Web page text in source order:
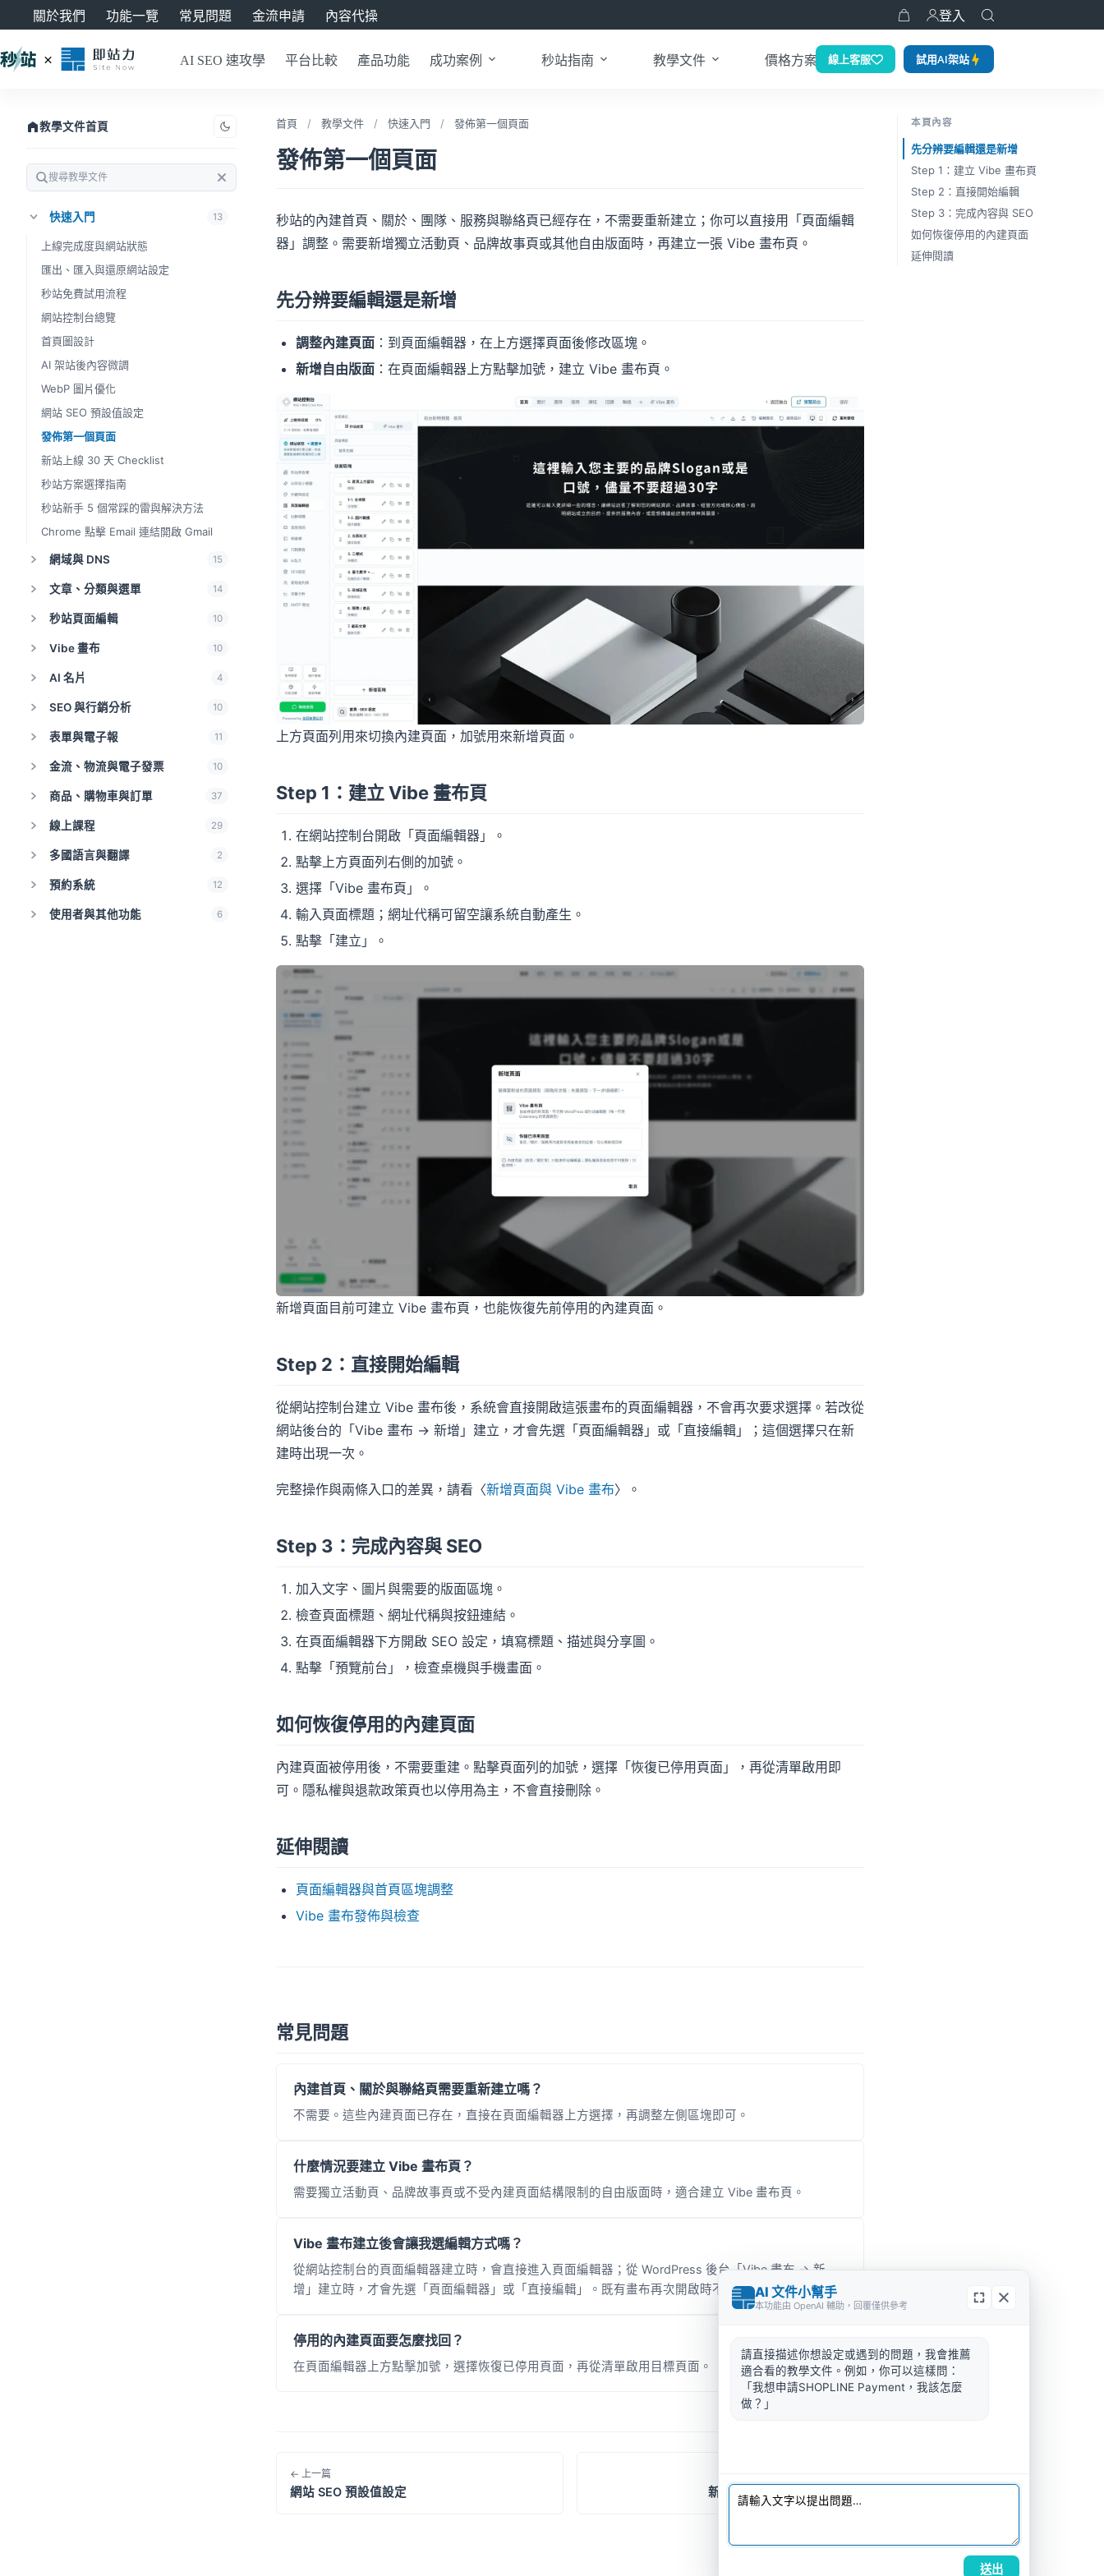
關於我們 功能一覽 常見問題 金流申請 內容代操 登入
AI SEO 速攻學 平台比較 產品功能 成功案例 秒站指南 教學文件 價格方案 熱門
線上客服 試用AI架站
教學文件首頁
快速入門 13
上線完成度與網站狀態
匯出、匯入與還原網站設定
秒站免費試用流程
網站控制台總覽
首頁圖設計
AI 架站後內容微調
WebP 圖片優化
網站 SEO 預設值設定
發佈第一個頁面
新站上線 30 天 Checklist
秒站方案選擇指南
秒站新手 5 個常踩的雷與解決方法
Chrome 點擊 Email 連結開啟 Gmail
網域與 DNS 15
文章、分類與選單 14
秒站頁面編輯 10
Vibe 畫布 10
AI 名片 4
SEO 與行銷分析 10
表單與電子報 11
金流、物流與電子發票 10
商品、購物車與訂單 37
線上課程 29
多國語言與翻譯 2
預約系統 12
使用者與其他功能 6
首頁 / 教學文件 / 快速入門 / 發佈第一個頁面
發佈第一個頁面
秒站的內建首頁、關於、團隊、服務與聯絡頁已經存在，不需要重新建立；你可以直接用「頁面編輯
器」調整。需要新增獨立活動頁、品牌故事頁或其他自由版面時，再建立一張 Vibe 畫布頁。
先分辨要編輯還是新增
調整內建頁面 ：到頁面編輯器，在上方選擇頁面後修改區塊。
新增自由版面 ：在頁面編輯器上方點擊加號，建立 Vibe 畫布頁。
上方頁面列用來切換內建頁面，加號用來新增頁面。
Step 1：建立 Vibe 畫布頁
在網站控制台開啟「頁面編輯器」。
點擊上方頁面列右側的加號。
選擇「Vibe 畫布頁」。
輸入頁面標題；網址代稱可留空讓系統自動產生。
點擊「建立」。
新增頁面目前可建立 Vibe 畫布頁，也能恢復先前停用的內建頁面。
Step 2：直接開始編輯
從網站控制台建立 Vibe 畫布後，系統會直接開啟這張畫布的頁面編輯器，不會再次要求選擇。若改從
網站後台的「Vibe 畫布 → 新增」建立，才會先選「頁面編輯器」或「直接編輯」；這個選擇只在新
建時出現一次。
完整操作與兩條入口的差異，請看〈新增頁面與 Vibe 畫布〉。
Step 3：完成內容與 SEO
加入文字、圖片與需要的版面區塊。
檢查頁面標題、網址代稱與按鈕連結。
在頁面編輯器下方開啟 SEO 設定，填寫標題、描述與分享圖。
點擊「預覽前台」，檢查桌機與手機畫面。
如何恢復停用的內建頁面
內建頁面被停用後，不需要重建。點擊頁面列的加號，選擇「恢復已停用頁面」，再從清單啟用即
可。隱私權與退款政策頁也以停用為主，不會直接刪除。
延伸閱讀
頁面編輯器與首頁區塊調整
Vibe 畫布發佈與檢查
常見問題
內建首頁、關於與聯絡頁需要重新建立嗎？
不需要。這些內建頁面已存在，直接在頁面編輯器上方選擇，再調整左側區塊即可。
什麼情況要建立 Vibe 畫布頁？
需要獨立活動頁、品牌故事頁或不受內建頁面結構限制的自由版面時，適合建立 Vibe 畫布頁。
Vibe 畫布建立後會讓我選編輯方式嗎？
從網站控制台的頁面編輯器建立時，會直接進入頁面編輯器；從 WordPress 後台「Vibe 畫布 → 新
增」建立時，才會先選「頁面編輯器」或「直接編輯」。既有畫布再次開啟時不會重複詢問。
停用的內建頁面要怎麼找回？
在頁面編輯器上方點擊加號，選擇恢復已停用頁面，再從清單啟用目標頁面。
← 上一篇
網站 SEO 預設值設定 新站上線 30 天 Checklist
本頁內容
先分辨要編輯還是新增
Step 1：建立 Vibe 畫布頁
Step 2：直接開始編輯
Step 3：完成內容與 SEO
如何恢復停用的內建頁面
延伸閱讀
AI 文件小幫手
本功能由 OpenAI 輔助，回覆僅供參考
請直接描述你想設定或遇到的問題，我會推薦
適合看的教學文件。例如，你可以這樣問：
「我想申請SHOPLINE Payment，我該怎麼
做？」
送出